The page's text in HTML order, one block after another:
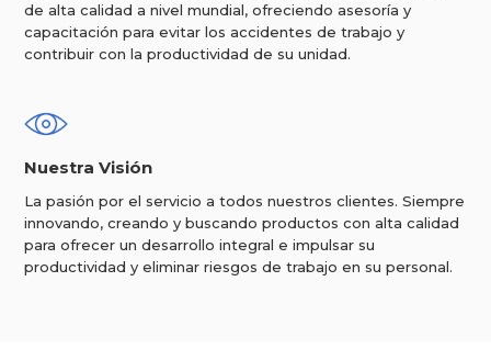
de alta calidad a nivel mundial, ofreciendo asesoría y
capacitación para evitar los accidentes de trabajo y
contribuir con la productividad de su unidad.
Nuestra Visión
La pasión por el servicio a todos nuestros clientes. Siempre
innovando, creando y buscando productos con alta calidad
para ofrecer un desarrollo integral e impulsar su
productividad y eliminar riesgos de trabajo en su personal.